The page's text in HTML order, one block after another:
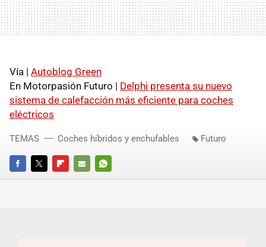
Vía | Autoblog Green
En Motorpasión Futuro | Delphi presenta su nuevo
sistema de calefacción más eficiente para coches
eléctricos
FACEBOOKTWITTERFLIPBOARD
E-
WHATSAPP
TEMAS Coches híbridos y enchufables Futuro